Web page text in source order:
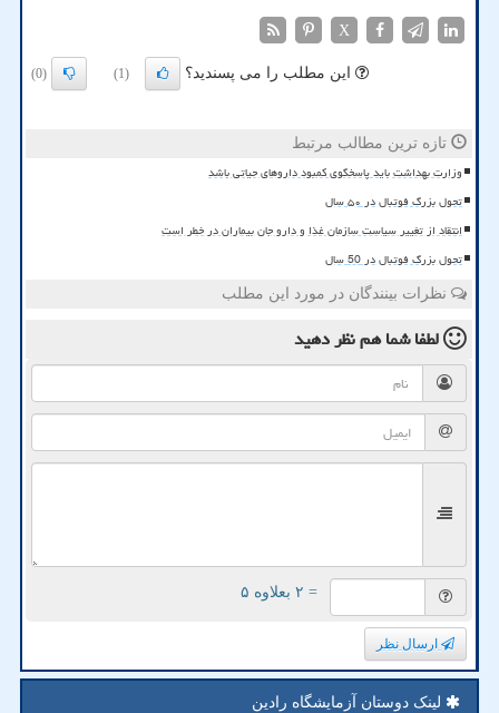
X
این مطلب را می پسندید؟ (1)
(0)
تازه ترین مطالب مرتبط
وزارت بهداشت باید پاسخگوی کمبود داروهای حیاتی باشد
تحول بزرگ فوتبال در ۵۰ سال
انتقاد از تغییر سیاست سازمان غذا و دارو جان بیماران در خطر است
تحول بزرگ فوتبال در 50 سال
نظرات بینندگان در مورد این مطلب
لطفا شما همنظر دهید
= ۲ بعلاوه ۵
ارسال نظر
لینک دوستان آزمایشگاه رادین